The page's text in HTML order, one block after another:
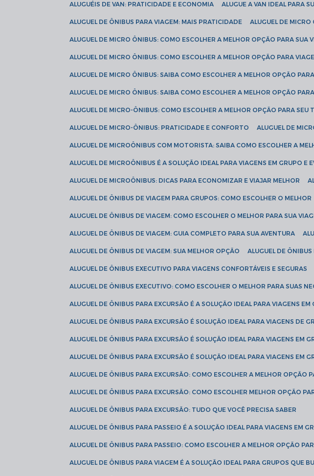
ALUGUÉIS DE VAN: PRATICIDADE E ECONOMIA ALUGUE A VAN IDEAL PARA
ALUGUEL DE ÔNIBUS PARA VIAGEM: MAIS PRATICIDADE ALUGUEL DE
ALUGUEL DE MICRO ÔNIBUS: COMO ESCOLHER A MELHOR OPÇÃO PARA SUA
ALUGUEL DE MICRO ÔNIBUS: COMO ESCOLHER A MELHOR OPÇÃO PARA
ALUGUEL DE MICRO ÔNIBUS: SAIBA COMO ESCOLHER A MELHOR OPÇÃO
ALUGUEL DE MICRO ÔNIBUS: SAIBA COMO ESCOLHER A MELHOR OPÇÃO
ALUGUEL DE MICRO-ÔNIBUS: COMO ESCOLHER A MELHOR OPÇÃO PARA SEU
ALUGUEL DE MICRO-ÔNIBUS: PRATICIDADE E CONFORTO ALUGUEL DE
ALUGUEL DE MICROÔNIBUS COM MOTORISTA: SAIBA COMO ESCOLHER A
ALUGUEL DE MICROÔNIBUS É A SOLUÇÃO IDEAL PARA VIAGENS EM GRUPO E
ALUGUEL DE MICROÔNIBUS: DICAS PARA ECONOMIZAR E VIAJAR MELHOR
ALUGUEL DE ÔNIBUS DE VIAGEM PARA GRUPOS: COMO ESCOLHER O MELHOR
ALUGUEL DE ÔNIBUS DE VIAGEM: COMO ESCOLHER O MELHOR PARA SUA
ALUGUEL DE ÔNIBUS DE VIAGEM: GUIA COMPLETO PARA SUA AVENTURA
ALUGUEL DE ÔNIBUS DE VIAGEM: SUA MELHOR OPÇÃO ALUGUEL DE
ALUGUEL DE ÔNIBUS EXECUTIVO PARA VIAGENS CONFORTÁVEIS E SEGURAS
ALUGUEL DE ÔNIBUS EXECUTIVO: COMO ESCOLHER O MELHOR PARA SUAS
ALUGUEL DE ÔNIBUS PARA EXCURSÃO É A SOLUÇÃO IDEAL PARA VIAGENS
ALUGUEL DE ÔNIBUS PARA EXCURSÃO É SOLUÇÃO IDEAL PARA VIAGENS DE
ALUGUEL DE ÔNIBUS PARA EXCURSÃO É SOLUÇÃO IDEAL PARA VIAGENS EM
ALUGUEL DE ÔNIBUS PARA EXCURSÃO É SOLUÇÃO IDEAL PARA VIAGENS EM
ALUGUEL DE ÔNIBUS PARA EXCURSÃO: COMO ESCOLHER A MELHOR OPÇÃO
ALUGUEL DE ÔNIBUS PARA EXCURSÃO: COMO ESCOLHER MELHOR OPÇÃO
ALUGUEL DE ÔNIBUS PARA EXCURSÃO: TUDO QUE VOCÊ PRECISA SABER
ALUGUEL DE ÔNIBUS PARA PASSEIO É A SOLUÇÃO IDEAL PARA VIAGENS EM
ALUGUEL DE ÔNIBUS PARA PASSEIO: COMO ESCOLHER A MELHOR OPÇÃO
ALUGUEL DE ÔNIBUS PARA VIAGEM É A SOLUÇÃO IDEAL PARA GRUPOS QUE